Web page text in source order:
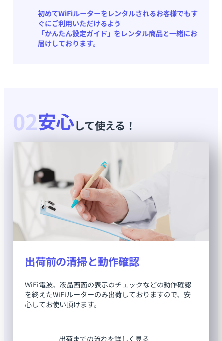
初めてWiFiルーターをレンタルされるお客様でもす
ぐにご利用いただけるよう
「かんたん設定ガイド」をレンタル商品と一緒にお
届けしております。
02安心して使える！
出荷前の清掃と動作確認
WiFi電波、液晶画面の表示のチェックなどの動作確認
を終えたWiFiルーターのみ出荷しておりますので、安
心してお使い頂けます。
出荷までの流れを詳しく見る